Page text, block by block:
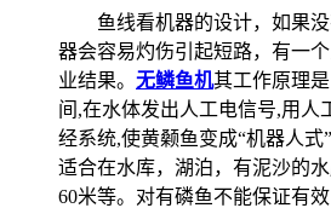
鱼线看机器的设计，如果
器会容易灼伤引起短路，有一
业结果。 无鳞鱼机其工作原理
间,在水体发出人工电信号,用人
经系统,使黄颡鱼变成“机器人式”
适合在水库，湖泊，有泥沙的水
60米等。对有磷鱼不能保证有